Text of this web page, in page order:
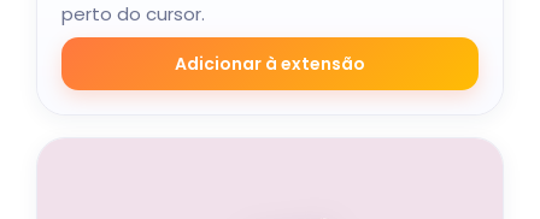
perto do cursor.
Adicionar à extensão